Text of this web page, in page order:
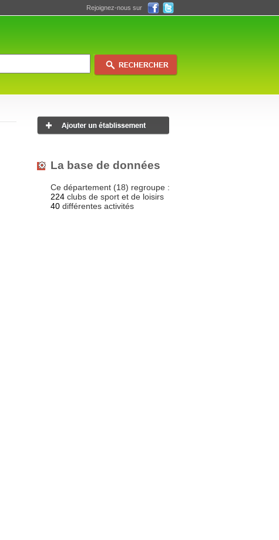
Rejoignez-nous sur
La base de données
Ce département (18) regroupe :
224 clubs de sport et de loisirs
40 différentes activités